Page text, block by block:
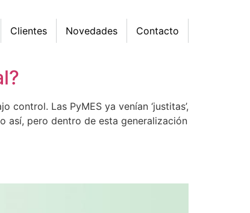
Clientes Novedades Contacto
Las PyMES ya venían ‘justitas’,
así, pero dentro de esta generalización